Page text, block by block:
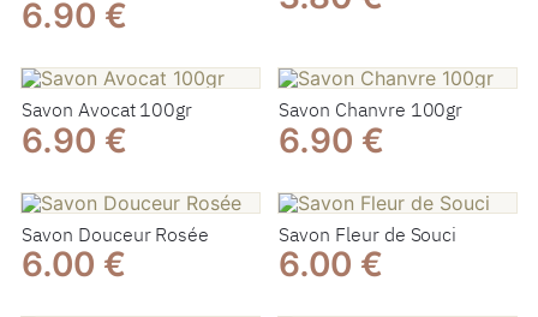
6.90 €
Savon Avocat 100gr
6.90 €
Savon Chanvre 100gr
6.90 €
Savon Douceur Rosée
6.00 €
Savon Fleur de Souci
6.00 €